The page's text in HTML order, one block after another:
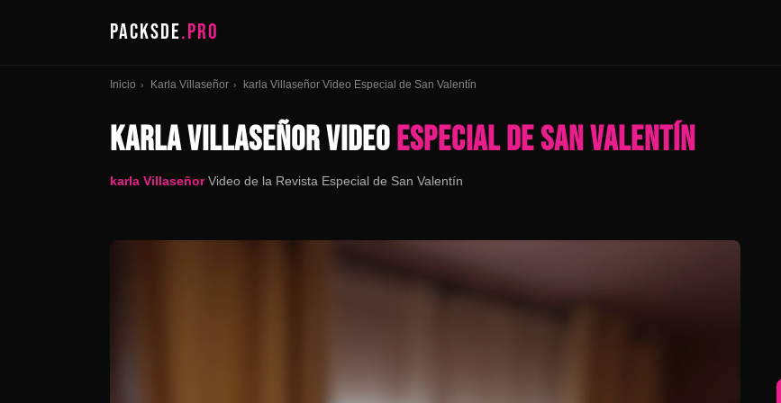
PACKSDE.PRO
Inicio › Karla Villaseñor › karla Villaseñor Video Especial de San Valentín
KARLA VILLASEÑOR VIDEOESPECIAL DE SAN VALENTÍN
karla VillaseñorVideo de la Revista Especial de San Valentín